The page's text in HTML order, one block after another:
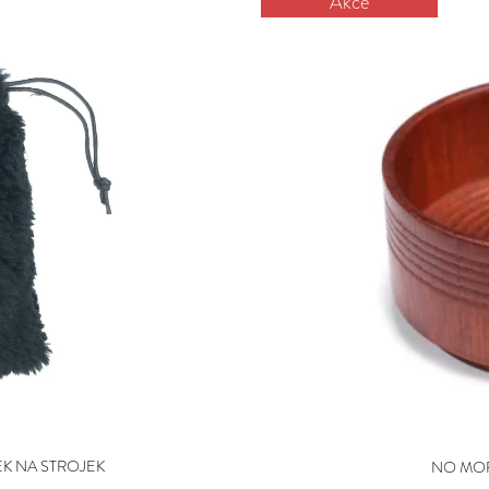
NA STROJEK NO